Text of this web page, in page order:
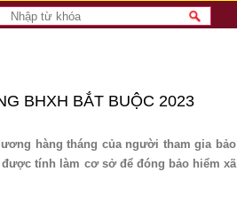
BHXH BẮT BUỘC 2023
hàng tháng của người tham gia bảo
tính làm cơ sở để đóng bảo hiểm xã